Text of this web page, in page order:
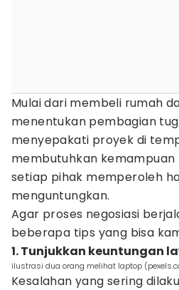
Mulai dari membeli rumah
menentukan pembagian
menyepakati proyek di
membutuhkan kemampuan
setiap pihak memperoleh
menguntungkan.
Agar proses negosiasi
beberapa tips yang bisa
1. Tunjukkan keuntungan
ilustrasi dua orang melihat laptop
Kesalahan yang sering